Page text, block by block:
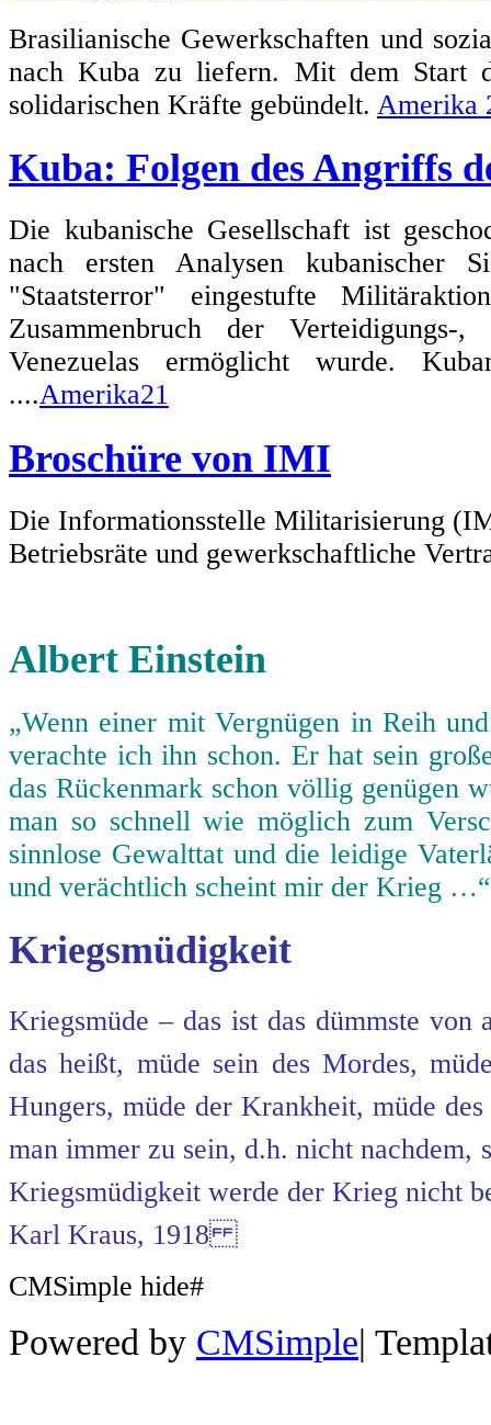
Brasilianische Gewerkschaften und
nach Kuba zu liefern. Mit dem Start
solidarischen Kräfte gebündelt. Amerika
Kuba: Folgen des Angriffs
Die kubanische Gesellschaft ist
nach ersten Analysen kubanischer
"Staatsterror" eingestufte
Zusammenbruch der Verteidigungs-,
Venezuelas ermöglicht wurde.
....Amerika21
Broschüre von IMI
Die Informationsstelle Militarisierung
Betriebsräte und gewerkschaftliche
Albert Einstein
„Wenn einer mit Vergnügen in Reih
verachte ich ihn schon. Er hat sein
das Rückenmark schon völlig genügen
man so schnell wie möglich zum
sinnlose Gewalttat und die leidige
und verächtlich scheint mir der Krieg
Kriegsmüdigkeit
Kriegsmüde – das ist das dümmste
das heißt, müde sein des Mordes,
Hungers, müde der Krankheit, müde
man immer zu sein, d.h. nicht nachdem,
Kriegsmüdigkeit werde der Krieg nicht
Karl Kraus, 1918
CMSimple hide#
Powered by CMSimple|